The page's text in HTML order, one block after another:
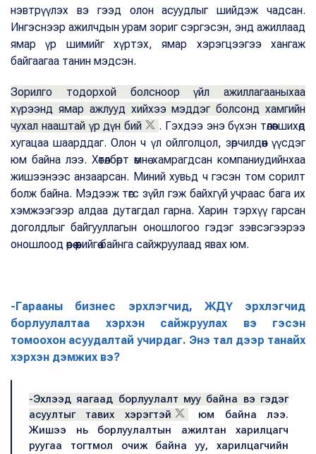
нэвтрүүлэх вэ гээд олон асуудлыг шийдэж чадсан.
Ингэснээр ажилчдын урам зориг сэргэсэн, энд ажиллаад
ямар үр шимийг хүртэх, ямар хэрэгцээгээ хангаж
байгаагаа танин мэдсэн.
Зорилго тодорхой болсноор үйл ажиллагааныхаа
хүрээнд ямар ажлууд хийхээ мэддэг болсонд хамгийн
чухал нааштай үр дүн бий
. Гэхдээ энэ бүхэн төлөвшихөд
хугацаа шаарддаг. Олон ч үл ойлголцол, зөрчилдөөн үүсдэг
юм байна лээ. Хөтөлбөрт өмнө хамрагдсан компаниудийнхаа
жишээнээс анзаарсан. Миний хувьд ч гэсэн том сорилт
болж байна. Мэдээж төгс зүйл гэж байхгүй учраас бага их
хэмжээгээр алдаа дутагдал гарна. Харин тэрхүү гарсан
доголдлыг байгууллагын оношлогоо гэдэг зэвсэгээрээ
оношлоод өөрөө өөрийгөө байнга сайжруулаад явах юм.
-Гарааны бизнес эрхлэгчид, ЖДҮ эрхлэгчид
борлуулалтаа хэрхэн сайжруулах вэ гэсэн
томоохон асуудалтай учирдаг. Энэ тал дээр танайх
хэрхэн дэмжих вэ?
-Эхлээд яагаад борлуулалт муу байна вэ гэдэг
асуултыг тавих хэрэгтэй
юм байна лээ.
Жишээ нь борлуулалтын ажилтан харилцагч
руугаа тогтмол очиж байна уу, харилцагчийн